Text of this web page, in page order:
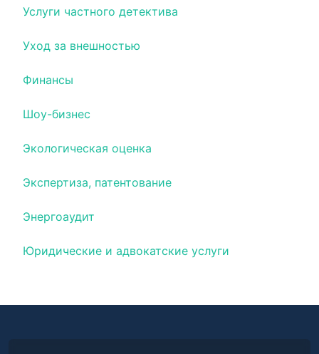
Услуги частного детектива
Уход за внешностью
Финансы
Шоу-бизнес
Экологическая оценка
Экспертиза, патентование
Энергоаудит
Юридические и адвокатские услуги